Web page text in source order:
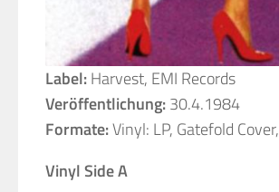
Label:Harvest, EMI Records
Veröffentlichung:30.4.1984
Formate:Vinyl: LP, Gatefold
Vinyl Side A